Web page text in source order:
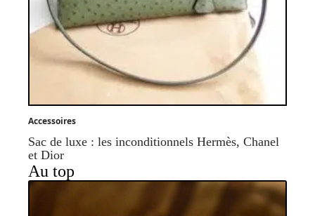
Accessoires
Sac de luxe : les inconditionnels Hermès, Chanel
et Dior
Au top